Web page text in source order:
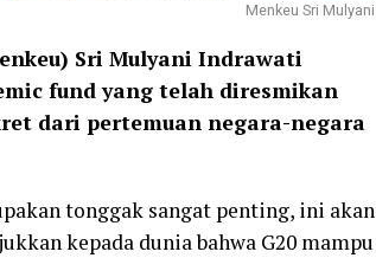
Menkeu Sri Mulyani
Sri Mulyani Indrawati
fund yang telah diresmikan
dari pertemuan negara-negara
tonggak sangat penting, ini akan
kepada dunia bahwa G20 mampu